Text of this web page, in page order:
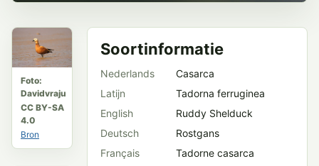
Foto:
Davidvraju
CC BY-SA
4.0
Bron
Soortinformatie
Nederlands
Casarca
Latijn
Tadorna ferruginea
English
Ruddy Shelduck
Deutsch
Rostgans
Français
Tadorne casarca